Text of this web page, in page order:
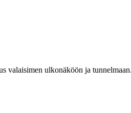
ulkonäköön ja